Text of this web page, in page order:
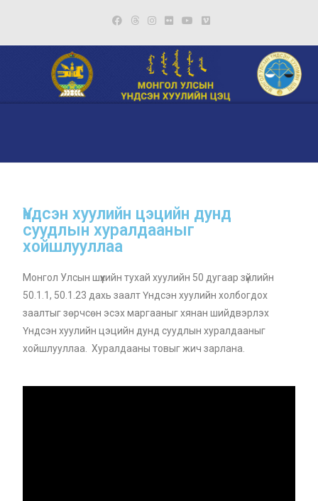
Үндсэн хуулийн цэцийн дунд
суудлын хуралдааныг
хойшлууллаа
Монгол Улсын шүүхийн тухай хуулийн 50 дугаар зүйлийн
50.1.1, 50.1.23 дахь заалт Үндсэн хуулийн холбогдох
заалтыг зөрчсөн эсэх маргааныг хянан шийдвэрлэх
Үндсэн хуулийн цэцийн дунд суудлын хуралдааныг
хойшлууллаа. Хуралдааны товыг жич зарлана.